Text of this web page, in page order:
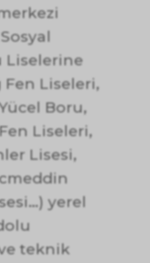
Liselerine
Liseleri,
Boru,
Liseleri,
Lisesi,
yerel
teknik